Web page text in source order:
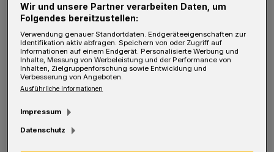
D er 28-Jährige sprach einen Polizisten
an, der mit seinem Kollegen in ziviler
zum Kauf an. Die beiden Beamten wiesen sich
daraufhin als Polizisten aus und wollten den
Wir und unsere Partner verarbeiten Daten, um
Folgendes bereitzustellen:
Verwendung genauer Standortdaten. Endgeräteeigenschaften zur
Identifikation aktiv abfragen. Speichern von oder Zugriff auf
Informationen auf einem Endgerät. Personalisierte Werbung und
Inhalte, Messung von Werbeleistung und der Performance von
Inhalten, Zielgruppenforschung sowie Entwicklung und
Verbesserung von Angeboten.
Ausführliche Informationen
Impressum
Datenschutz